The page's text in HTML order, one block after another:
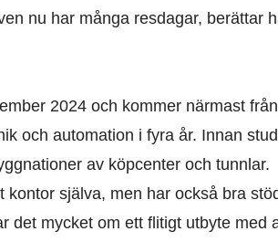
nu har många resdagar, berättar
2024 och kommer närmast
och automation i fyra år. Innan
av köpcenter och tunnlar.
själva, men har också bra
det mycket om ett flitigt utbyte med